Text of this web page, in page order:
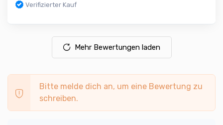
Verifizierter Kauf
Mehr Bewertungen laden
Bitte melde dich an, um eine Bewertung zu
schreiben.